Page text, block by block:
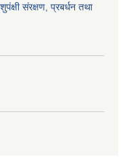
संरक्षण, प्रबर्धन तथा